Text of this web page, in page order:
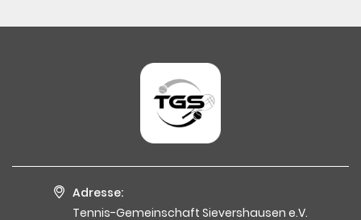
Adresse:
Tennis-Gemeinschaft Sievershausen e.V.